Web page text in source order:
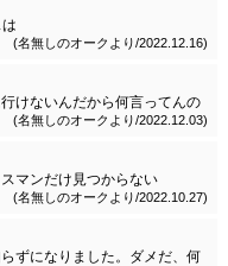
確率＋２５％
与える確率＋２０％
(名無しのオークより/2022.12.16)
けないんだから何言ってんの
リエルクエストの最後なんだ
(名無しのオークより/2022.12.03)
マンだけ見つからない
どころかアーチャーも少ない
(名無しのオークより/2022.10.27)
ずになりました。ダメだ、何